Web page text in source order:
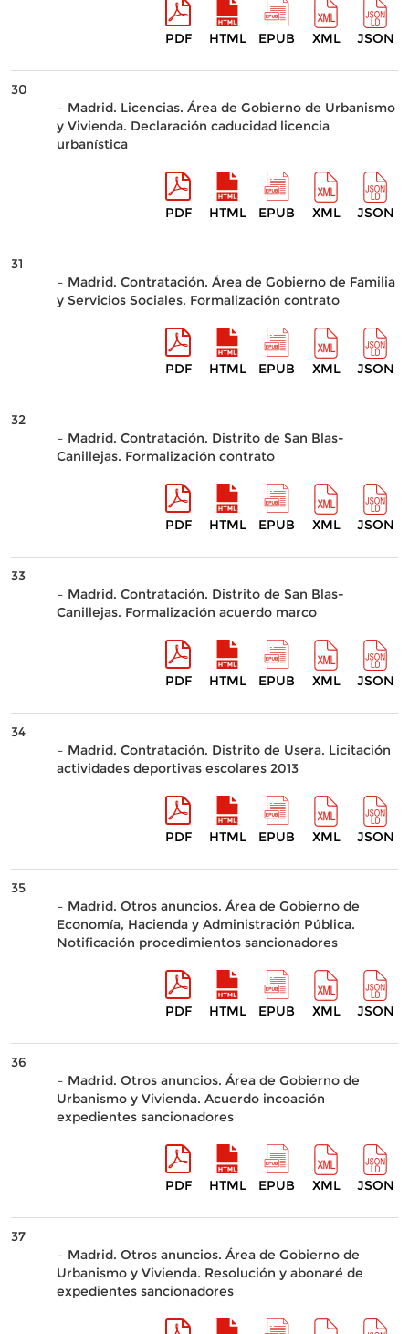
PDF HTML EPUB XML JSON
30
– Madrid. Licencias. Área de Gobierno de Urbanismo
y Vivienda. Declaración caducidad licencia
urbanística
PDF HTML EPUB XML JSON
31
– Madrid. Contratación. Área de Gobierno de Familia
y Servicios Sociales. Formalización contrato
PDF HTML EPUB XML JSON
32
– Madrid. Contratación. Distrito de San Blas-
Canillejas. Formalización contrato
PDF HTML EPUB XML JSON
33
– Madrid. Contratación. Distrito de San Blas-
Canillejas. Formalización acuerdo marco
PDF HTML EPUB XML JSON
34
– Madrid. Contratación. Distrito de Usera. Licitación
actividades deportivas escolares 2013
PDF HTML EPUB XML JSON
35
– Madrid. Otros anuncios. Área de Gobierno de
Economía, Hacienda y Administración Pública.
Notificación procedimientos sancionadores
PDF HTML EPUB XML JSON
36
– Madrid. Otros anuncios. Área de Gobierno de
Urbanismo y Vivienda. Acuerdo incoación
expedientes sancionadores
PDF HTML EPUB XML JSON
37
– Madrid. Otros anuncios. Área de Gobierno de
Urbanismo y Vivienda. Resolución y abonaré de
expedientes sancionadores